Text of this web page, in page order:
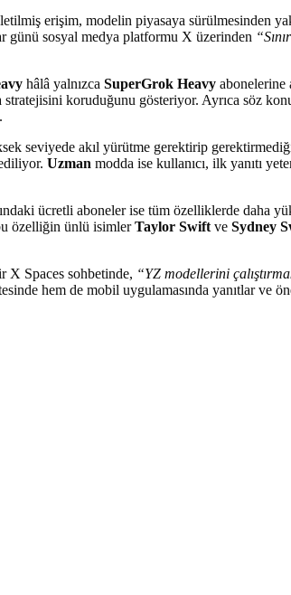
erişim, modelin piyasaya sürülmesinden
günü sosyal medya platformu X üzerinden
hâlâ yalnızca SuperGrok Heavy abonelerine
koruduğunu gösteriyor. Ayrıca söz
seviyede akıl yürütme gerektirip
Uzman modda ise kullanıcı, ilk yanıtı
ücretli aboneler ise tüm özelliklerde daha
özelliğin ünlü isimlerTaylor Swift ve Sydney
X Spaces sohbetinde, “YZ modellerini
hem de mobil uygulamasında yanıtlar ve